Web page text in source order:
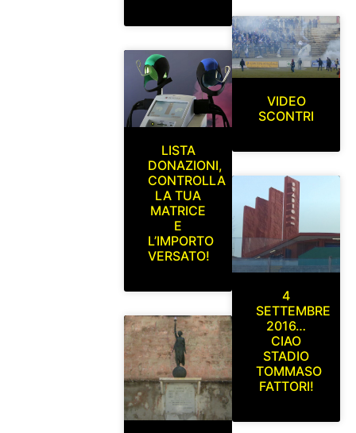
LISTA
DONAZIONI,
CONTROLLA
LA TUA
MATRICE
E
L’IMPORTO
VERSATO!
VIDEO
SCONTRI
4
SETTEMBRE
2016…
CIAO
STADIO
TOMMASO
FATTORI!